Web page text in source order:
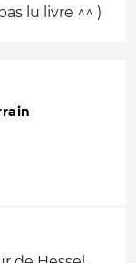
lu livre ^^ )